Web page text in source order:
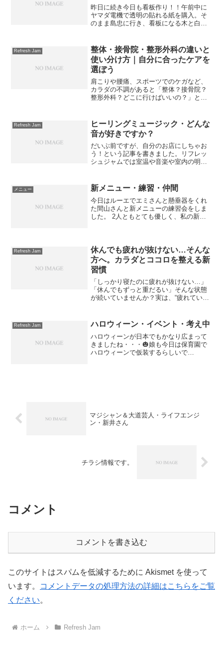
昨日に続き今日も看板作り！！午前中に
ヤマダ電機で透明の貼れる紙を購入。そ
のまま島忠に行き、看板になる木と白の
インをプリンターで印刷。それを木に貼
り付けました。Refre...
Refresh Jam
整体・接骨院・整形外科の違いと
使い分け方｜自分に合ったケアを
選ぼう
肩こりや腰痛、スポーツでのケガなど、
カラダの不調があると「整体？接骨院？
整形外科？どこに行けばいいの？」と迷
ことで、安心して最適なケアを受けられ
ます(^_^)整体とは？...
Refresh Jam
ヒーリングミュージック・どんな
音が好きですか？
だいぶ前ですが、自分のお店にしちゃお
う！という記事を書きました。リフレッ
シュジャムでは室温や音楽や室内の明る
ングミュージックについてお話ししたい
と思います。リラクゼーシ...
メニュー 新メニュー・練習・仲間
今日はルーエでエミさんと懸垂器をくれ
た間山さんと新メニューの練習会をしま
した。 2人ともとても優しく、私の新メ
景です。 ほぼ確定...
Refresh Jam
休んでも疲れが抜けない…そんな
方へ。カラダとココロを整える新
習慣
「しっかり寝たのに疲れが抜けない…」
「休んでもずっと重だるい」そんな状態
が続いていませんか？実は、“疲れてい
ストレスによる緊張などが重なってカラ
ダもココロも回復しにく...
Refresh Jam ハロウィーン・イベント・考え中
ハロウィーンが日本でもかなり広まって
きましたね・・・🎃娘も今日は保育園で
ハロウィーンで仮装するらしいで
マジシャン＆大道芸人・ライフエンジ
ン・新井さん
チラシ情報です。
コメント
コメントを書き込む
このサイトはスパムを低減するために Akismet を使って
います。
コメントデータの処理方法の詳細はこちらをご覧
ください。
ホーム Refresh Jam